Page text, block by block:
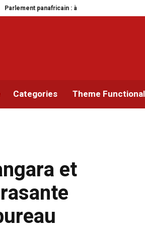
Aimé Boji Sangara multiplie les plaidoyers
Categories Theme
et